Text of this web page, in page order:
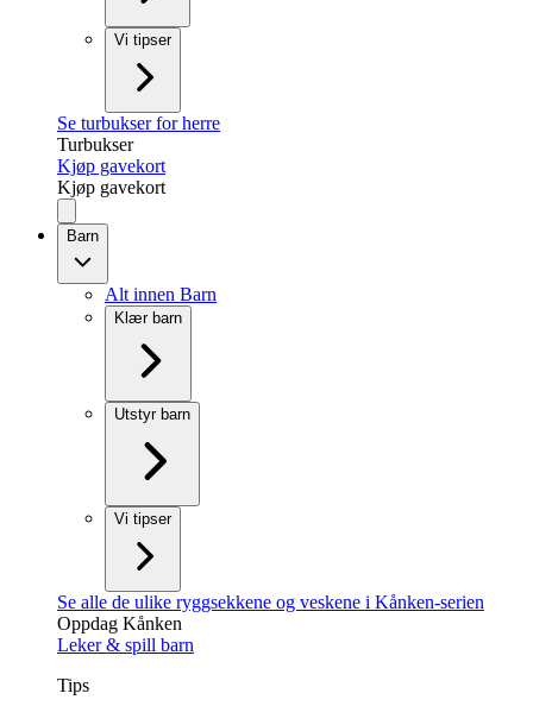
Vi tipser
Se turbukser for herre
Turbukser
Kjøp gavekort
Kjøp gavekort
Barn
Alt innen Barn
Klær barn
Utstyr barn
Vi tipser
Se alle de ulike ryggsekkene og veskene i Kånken-serien
Oppdag Kånken
Leker & spill barn
Tips